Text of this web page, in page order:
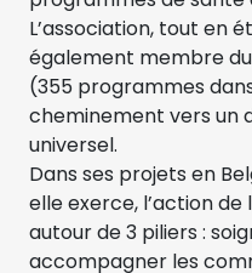
L’association, tout en
également membre
(355 programmes
cheminement vers un
universel.
Dans ses projets en
elle exerce, l’action de
autour de 3 piliers :
accompagner les